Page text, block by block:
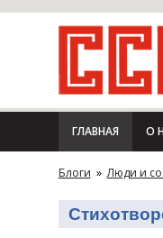
ГЛАВНАЯ О
Блоги » Люди и